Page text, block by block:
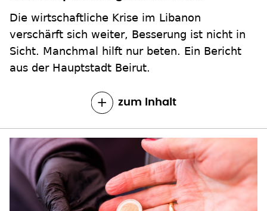
Die wirtschaftliche Krise im Libanon
verschärft sich weiter, Besserung ist nicht in
Sicht. Manchmal hilft nur beten. Ein Bericht
aus der Hauptstadt Beirut.
zum Inhalt